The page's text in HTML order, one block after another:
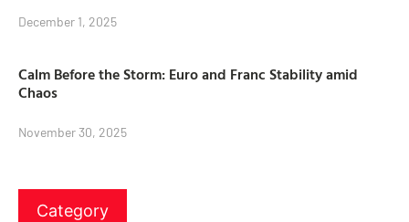
December 1, 2025
Calm Before the Storm: Euro and Franc Stability amid
Chaos
November 30, 2025
Category